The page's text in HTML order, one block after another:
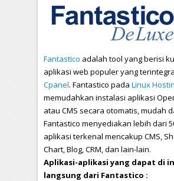
Fantastico adalah tool yang berisi
aplikasi web populer yang
Cpanel. Fantastico pada Linux
memudahkan instalasi aplikasi
atau CMS secara otomatis, mudah
Fantastico menyediakan lebih dari
aplikasi terkenal mencakup CMS,
Chart, Blog, CRM, dan lain-lain.
Aplikasi-aplikasi yang dapat di
langsung dari Fantastico :